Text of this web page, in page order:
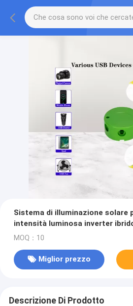
Sistema di illuminazione solare
intensità luminosa inverter
MOQ：10
Miglior prezzo
Descrizione Di Prodotto